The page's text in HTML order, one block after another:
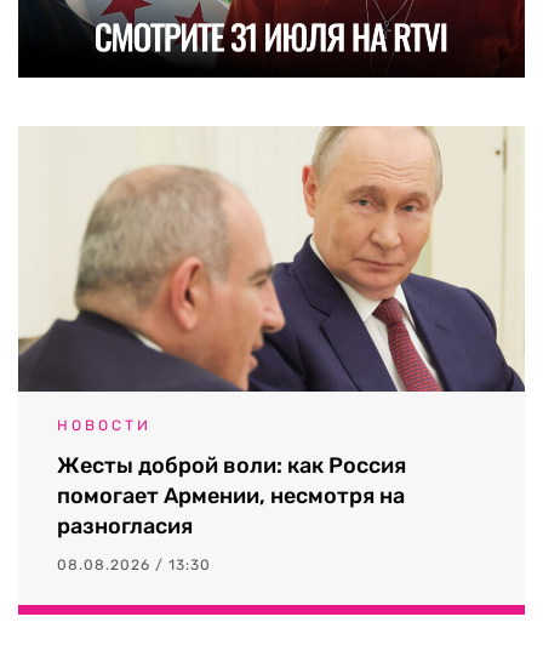
НОВОСТИ
Жесты доброй воли: как Россия
помогает Армении, несмотря на
разногласия
08.08.2026 / 13:30